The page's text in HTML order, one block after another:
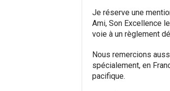
Je réserve une
Ami, Son Excellence
voie à un règlement
Nous remercions
spécialement, en
pacifique.